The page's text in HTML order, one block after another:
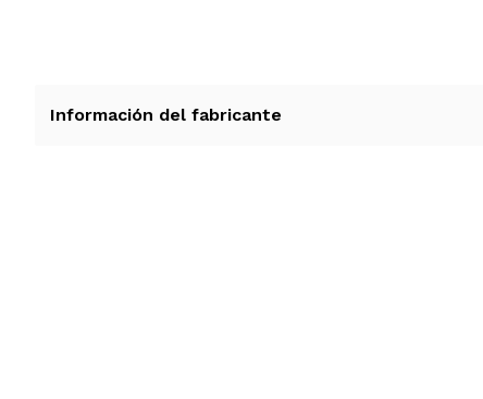
Información del fabricante